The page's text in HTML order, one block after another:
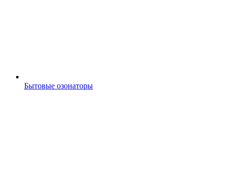
Бытовые озонаторы